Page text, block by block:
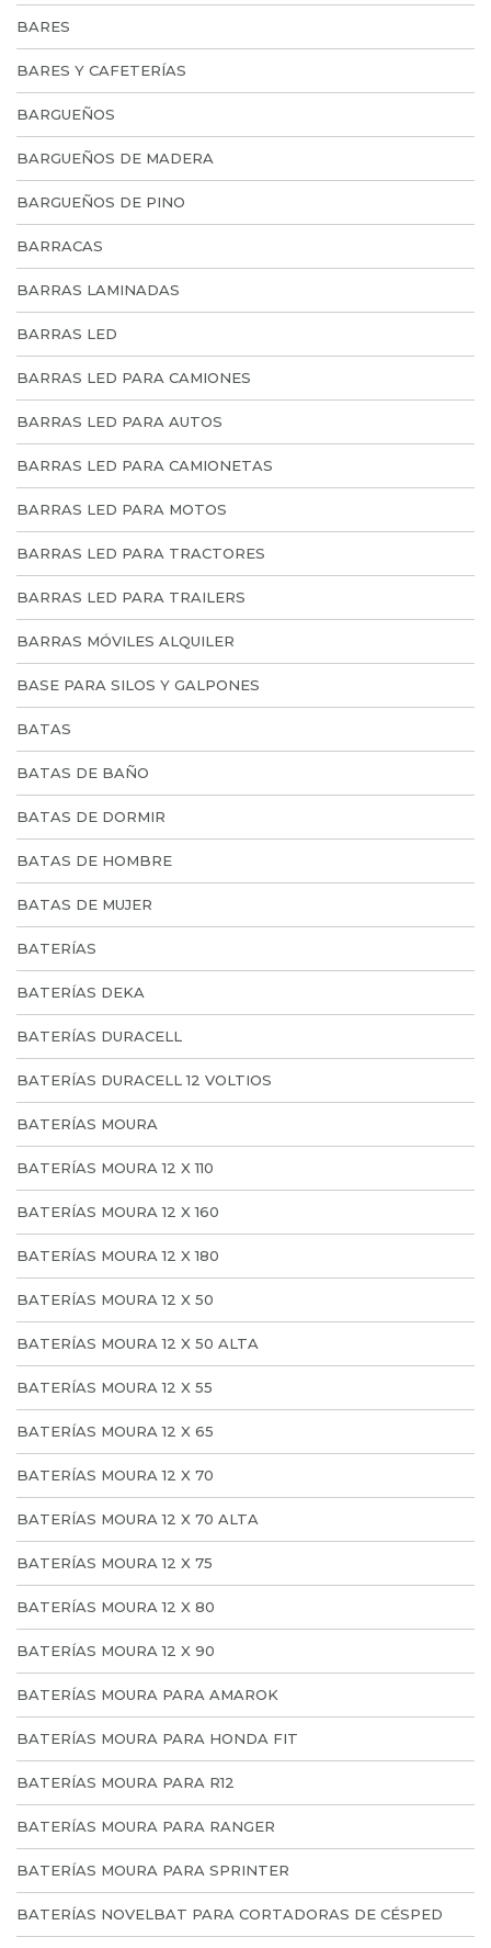
BARES
BARES Y CAFETERÍAS
BARGUEÑOS
BARGUEÑOS DE MADERA
BARGUEÑOS DE PINO
BARRACAS
BARRAS LAMINADAS
BARRAS LED
BARRAS LED PARA CAMIONES
BARRAS LED PARA AUTOS
BARRAS LED PARA CAMIONETAS
BARRAS LED PARA MOTOS
BARRAS LED PARA TRACTORES
BARRAS LED PARA TRAILERS
BARRAS MÓVILES ALQUILER
BASE PARA SILOS Y GALPONES
BATAS
BATAS DE BAÑO
BATAS DE DORMIR
BATAS DE HOMBRE
BATAS DE MUJER
BATERÍAS
BATERÍAS DEKA
BATERÍAS DURACELL
BATERÍAS DURACELL 12 VOLTIOS
BATERÍAS MOURA
BATERÍAS MOURA 12 X 110
BATERÍAS MOURA 12 X 160
BATERÍAS MOURA 12 X 180
BATERÍAS MOURA 12 X 50
BATERÍAS MOURA 12 X 50 ALTA
BATERÍAS MOURA 12 X 55
BATERÍAS MOURA 12 X 65
BATERÍAS MOURA 12 X 70
BATERÍAS MOURA 12 X 70 ALTA
BATERÍAS MOURA 12 X 75
BATERÍAS MOURA 12 X 80
BATERÍAS MOURA 12 X 90
BATERÍAS MOURA PARA AMAROK
BATERÍAS MOURA PARA HONDA FIT
BATERÍAS MOURA PARA R12
BATERÍAS MOURA PARA RANGER
BATERÍAS MOURA PARA SPRINTER
BATERÍAS NOVELBAT PARA CORTADORAS DE CÉSPED